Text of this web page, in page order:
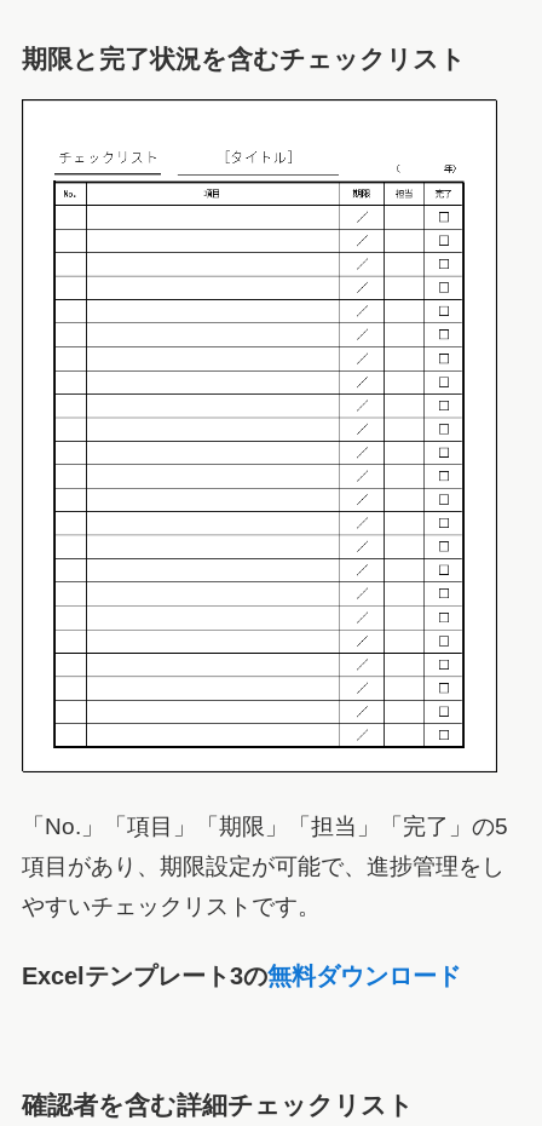
期限と完了状況を含むチェックリスト
「No.」「項目」「期限」「担当」「完了」の5
項目があり、期限設定が可能で、進捗管理をし
やすいチェックリストです。
Excelテンプレート3の無料ダウンロード
確認者を含む詳細チェックリスト